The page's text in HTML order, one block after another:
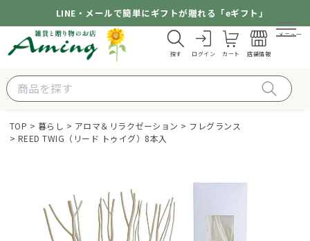
LINE・メールで簡単にギフトが贈れる「eギフト」
探す ログイン カート 店舗情報
メニュー
TOP 暮らし アロマ＆リラクゼーション
フレグランス
REED TWIG（リード トゥイグ）8本入